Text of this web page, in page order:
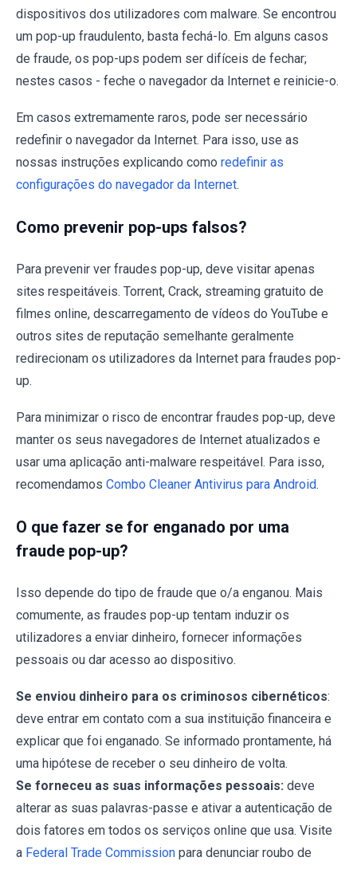
dispositivos dos utilizadores com malware. Se encontrou
um pop-up fraudulento, basta fechá-lo. Em alguns casos
de fraude, os pop-ups podem ser difíceis de fechar;
nestes casos - feche o navegador da Internet e reinicie-o.
Em casos extremamente raros, pode ser necessário
redefinir o navegador da Internet. Para isso, use as
nossas instruções explicando como redefinir as
configurações do navegador da Internet.
Como prevenir pop-ups falsos?
Para prevenir ver fraudes pop-up, deve visitar apenas
sites respeitáveis. Torrent, Crack, streaming gratuito de
filmes online, descarregamento de vídeos do YouTube e
outros sites de reputação semelhante geralmente
redirecionam os utilizadores da Internet para fraudes pop-
up.
Para minimizar o risco de encontrar fraudes pop-up, deve
manter os seus navegadores de Internet atualizados e
usar uma aplicação anti-malware respeitável. Para isso,
recomendamos Combo Cleaner Antivirus para Android.
O que fazer se for enganado por uma
fraude pop-up?
Isso depende do tipo de fraude que o/a enganou. Mais
comumente, as fraudes pop-up tentam induzir os
utilizadores a enviar dinheiro, fornecer informações
pessoais ou dar acesso ao dispositivo.
Se enviou dinheiro para os criminosos cibernéticos:
deve entrar em contato com a sua instituição financeira e
explicar que foi enganado. Se informado prontamente, há
uma hipótese de receber o seu dinheiro de volta.
Se forneceu as suas informações pessoais: deve
alterar as suas palavras-passe e ativar a autenticação de
dois fatores em todos os serviços online que usa. Visite
a Federal Trade Commission para denunciar roubo de